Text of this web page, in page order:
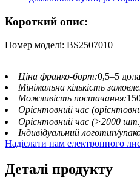
Короткий опис:
Номер моделі: BS2507010
Ціна франко-борт:0,5–5
Мінімальна кількість
Можливість постачання:
Орієнтовний час
Орієнтовний час (>2000
Індивідуальний логотип/
Надіслати нам електронного
Деталі продукту